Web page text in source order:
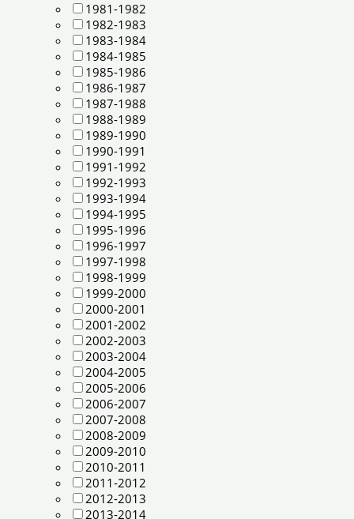
1981-1982
1982-1983
1983-1984
1984-1985
1985-1986
1986-1987
1987-1988
1988-1989
1989-1990
1990-1991
1991-1992
1992-1993
1993-1994
1994-1995
1995-1996
1996-1997
1997-1998
1998-1999
1999-2000
2000-2001
2001-2002
2002-2003
2003-2004
2004-2005
2005-2006
2006-2007
2007-2008
2008-2009
2009-2010
2010-2011
2011-2012
2012-2013
2013-2014